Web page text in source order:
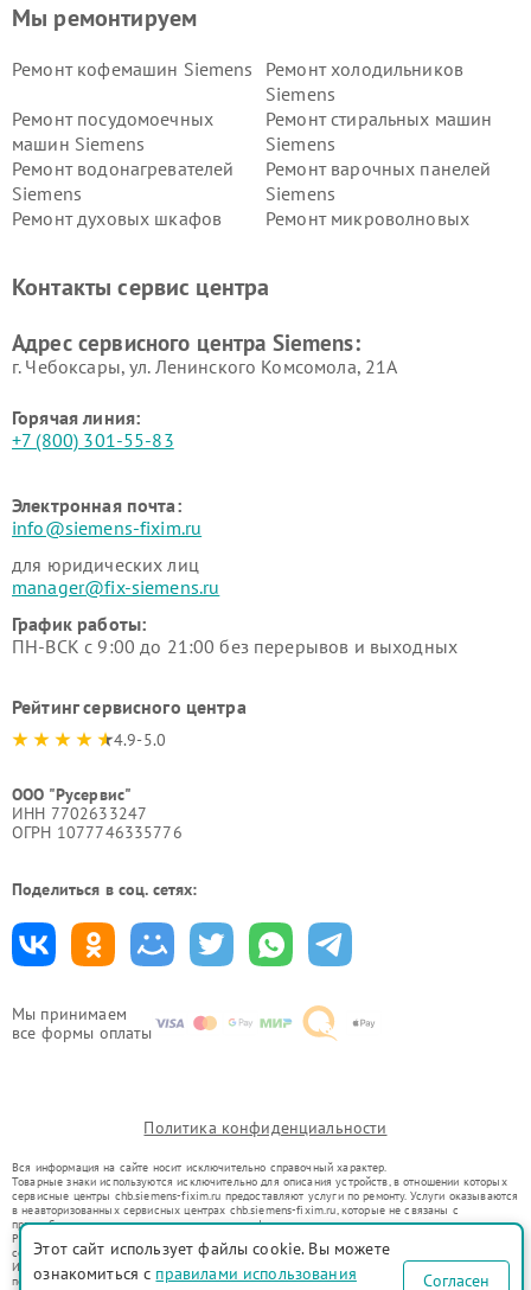
Мы принимаем
все формы оплаты
Мы ремонтируем
Ремонт кофемашин Siemens
Ремонт холодильников
Siemens
Ремонт посудомоечных
машин Siemens
Ремонт стиральных машин
Siemens
Ремонт водонагревателей
Siemens
Ремонт варочных панелей
Siemens
Ремонт духовых шкафов
Ремонт микроволновых
Siemens
Siemens
Siemens
Siemens
Контакты сервис центра
Адрес сервисного центра Siemens:
г. Чебоксары, ул. Ленинского Комсомола, 21А
Горячая линия:
+7 (800) 301-55-83
Электронная почта:
info@siemens-fixim.ru
для юридических лиц
manager@fix-siemens.ru
График работы:
ПН-ВСК с 9:00 до 21:00 без перерывов и выходных
Рейтинг сервисного центра
4.9-5.0
ООО "Русервис"
ИНН 7702633247
ОГРН 1077746335776
Поделиться в соц. сетях:
Политика конфиденциальности
Вся информация на сайте носит исключительно справочный характер.
Товарные знаки используются исключительно для описания устройств, в отношении которых
сервисные центры chb.siemens-fixim.ru предоставляют услуги по ремонту. Услуги оказываются
в неавторизованных сервисных центрах chb.siemens-fixim.ru, которые не связаны с
правообладателями товарных знаков или их официальными представителями.
Ремонт осуществляется для устройств, уже введенных в гражданский оборот в соответствии
со статьей 1487 ГК РФ.
Использование товарных знаков не преследует цели индивидуализации услуг или введения
потребителей в заблуждение, а служит для информирования о предоставляемых услугах по
Этот сайт использует файлы cookie. Вы можете
ознакомиться с правилами использования
Согласен